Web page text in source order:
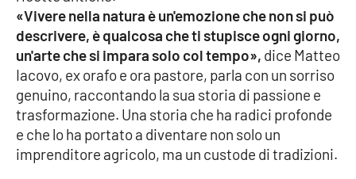
Cultura
Economia e Lavoro
Politica
Sanità
«Vivere nella natura è un'emozione che non si può
descrivere, è qualcosa che ti stupisce ogni giorno,
un'arte che si impara solo col tempo», dice Matteo
Iacovo, ex orafo e ora pastore, parla con un sorriso
genuino, raccontando la sua storia di passione e
trasformazione. Una storia che ha radici profonde
e che lo ha portato a diventare non solo un
imprenditore agricolo, ma un custode di tradizioni.